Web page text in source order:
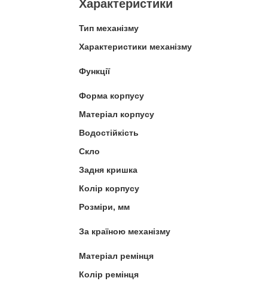
Характеристики
Тип механізму
Характеристики механізму
Функції
Форма корпусу
Матеріал корпусу
Водостійкість
Скло
Задня кришка
Колір корпусу
Розміри, мм
За країною механізму
Матеріал ремінця
Колір ремінця